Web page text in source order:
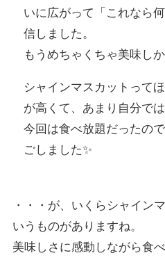
いに広がって「これなら
信しました。
もうめちゃくちゃ美味し
シャインマスカットって
が高くて、あまり自分で
今回は食べ放題だったの
ごしました✨
・・・が、いくらシャイン
いうものがありますね。
美味しさに感動しながら食